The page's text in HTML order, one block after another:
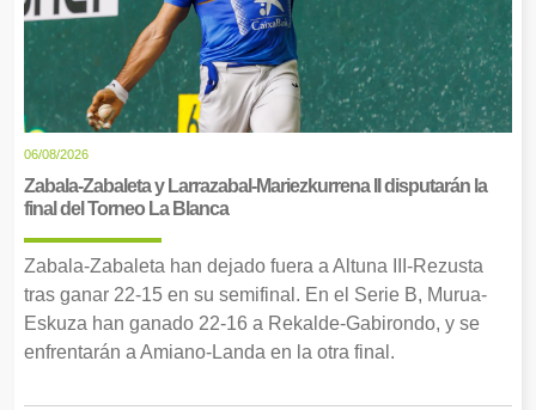
06/08/2026
Zabala-Zabaleta y Larrazabal-Mariezkurrena II disputarán la
final del Torneo La Blanca
Zabala-Zabaleta han dejado fuera a Altuna III-Rezusta
tras ganar 22-15 en su semifinal. En el Serie B, Murua-
Eskuza han ganado 22-16 a Rekalde-Gabirondo, y se
enfrentarán a Amiano-Landa en la otra final.